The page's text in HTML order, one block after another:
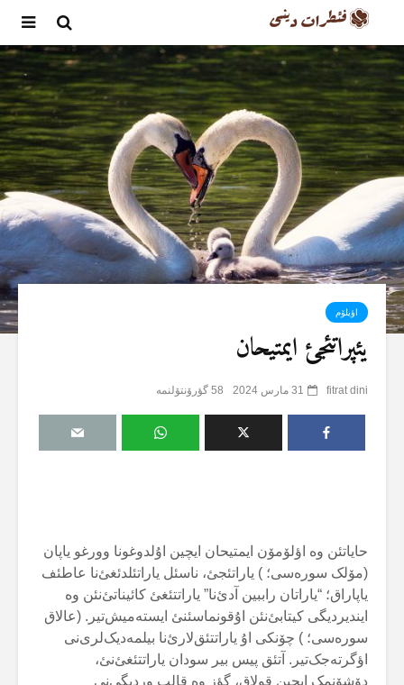
اؤیلۆم
یئپراتئجئ ایمتیحان
fitrat dini 31 مارس 2024 58 گؤرۆنتۆلنمە
حایاتئن وە اؤلۆمۆن ایمتیحان ایچین اۇلدوغونا وورغو یاپان
(مۆلک سورەسی؛ ) یاراتئجئ، ناسئل یاراتئلدئغئ‌نا عاطئف
یاپاراق؛ “یاراتان راببین آدئ‌نا” یاراتتئغئ کائیناتئ‌نئن وە
ایندیردیگی کیتابئ‌نئن اۇقونماسئنئ ایستەمیش‌تیر. (عالاق
سورەسی؛ ) چۆنکی اۇ یاراتتئق‌لارئ‌نا بیلمەدیک‌لری‌نی
اؤگرتەجک‌تیر. آتئق پیس بیر سودان یاراتتئغئ‌نئ،
دۆشۆنمک ایچین قولاق، گؤز وە قالب وردیگی‌نی